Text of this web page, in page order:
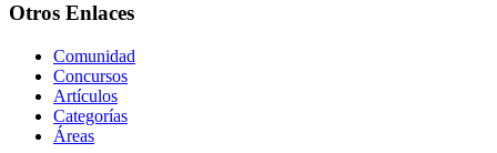
Otros Enlaces
Comunidad
Concursos
Artículos
Categorías
Áreas